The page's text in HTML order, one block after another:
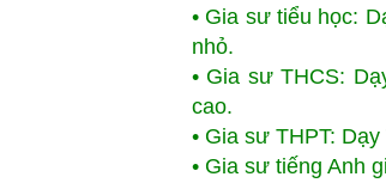
• Gia sư tiểu học:
nhỏ.
• Gia sư THCS:
cao.
• Gia sư THPT:
• Gia sư tiếng Anh